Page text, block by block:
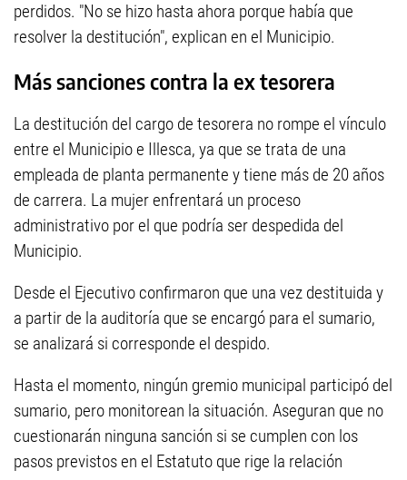
perdidos. "No se hizo hasta ahora porque había que
resolver la destitución", explican en el Municipio.
Más sanciones contra la ex tesorera
La destitución del cargo de tesorera no rompe el vínculo
entre el Municipio e Illesca, ya que se trata de una
empleada de planta permanente y tiene más de 20 años
de carrera. La mujer enfrentará un proceso
administrativo por el que podría ser despedida del
Municipio.
Desde el Ejecutivo confirmaron que una vez destituida y
a partir de la auditoría que se encargó para el sumario,
se analizará si corresponde el despido.
Hasta el momento, ningún gremio municipal participó del
sumario, pero monitorean la situación. Aseguran que no
cuestionarán ninguna sanción si se cumplen con los
pasos previstos en el Estatuto que rige la relación